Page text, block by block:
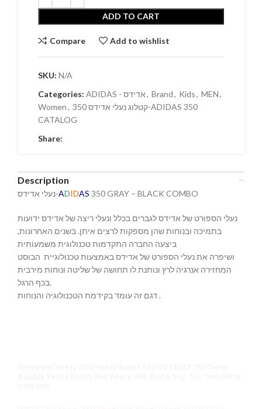
ADD TO CART
Compare Add to wishlist
SKU: N/A
Categories:
ADIDAS - אדידס, Brand, Kids, MEN,
Women, קטלוג נעלי אדידס 350-ADIDAS 350
CATALOG
Share:
Description
נעלי אדידס-ADIDAS 350 GRAY – BLACK COMBO
נעלי הספורט של אדידס לגברים בכלל ונעלי ריצה של אדידס ידועות
בתמיכה ובנוחות שהן מספקות לרצים איתן. בשנים האחרונות,
ביצעה החברה התקדמות טכנולוגית משמעותית
ושיפרה את נעלי הספורט של אדידס באמצעות טכנולוגיית הבוסט
המחזירה אנרגיה לרץ ונותנת לו תחושה של שליטה ונוחות מירבית
בכף הרגל.
דגם זה עומד בקידמת הטכנולוגיה והנוחות .